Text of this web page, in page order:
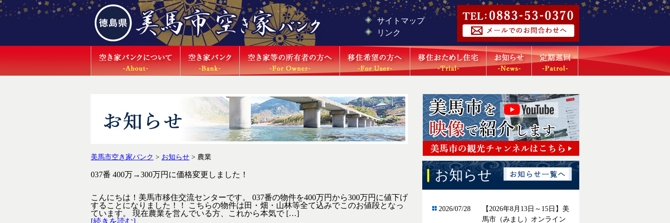
サイトマップ
リンク
美馬市空き家バンク > お知らせ > 農業
037番 400万→300万円に価格変更しました！
こんにちは！美馬市移住交流センターです。 037番の物件を400万円から300万円に値下げ
することになりました！！ こちらの物件は田・畑・山林等全て込みでこのお値段となっ
ています。 現在農業を営んでいる方、これから本気で […]
[続きを読む]
お知らせ
2026/07/28
【2026年8月13日～15日】美
馬市（みまし）オンライン